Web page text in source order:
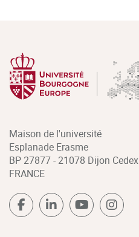
Maison de l'université
Esplanade Erasme
BP 27877 - 21078 Dijon Cedex
FRANCE